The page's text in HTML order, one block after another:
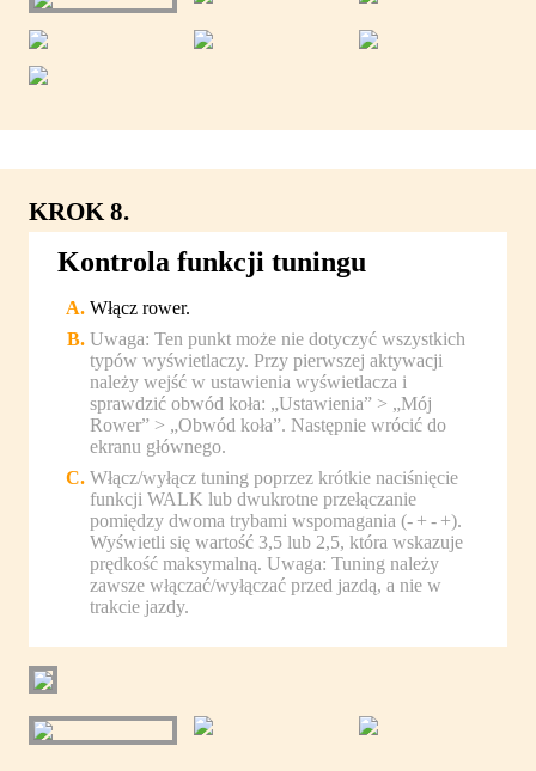
KROK 8.
Kontrola funkcji tuningu
Włącz rower.
Uwaga: Ten punkt może nie dotyczyć wszystkich
typów wyświetlaczy. Przy pierwszej aktywacji
należy wejść w ustawienia wyświetlacza i
sprawdzić obwód koła: „Ustawienia” > „Mój
Rower” > „Obwód koła”. Następnie wrócić do
ekranu głównego.
Włącz/wyłącz tuning poprzez krótkie naciśnięcie
funkcji WALK lub dwukrotne przełączanie
pomiędzy dwoma trybami wspomagania (- + - +).
Wyświetli się wartość 3,5 lub 2,5, która wskazuje
prędkość maksymalną. Uwaga: Tuning należy
zawsze włączać/wyłączać przed jazdą, a nie w
trakcie jazdy.